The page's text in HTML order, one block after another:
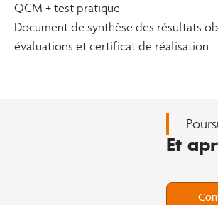
QCM + test pratique
Document de synthèse des résultats
évaluations et certificat de réalisation
Et